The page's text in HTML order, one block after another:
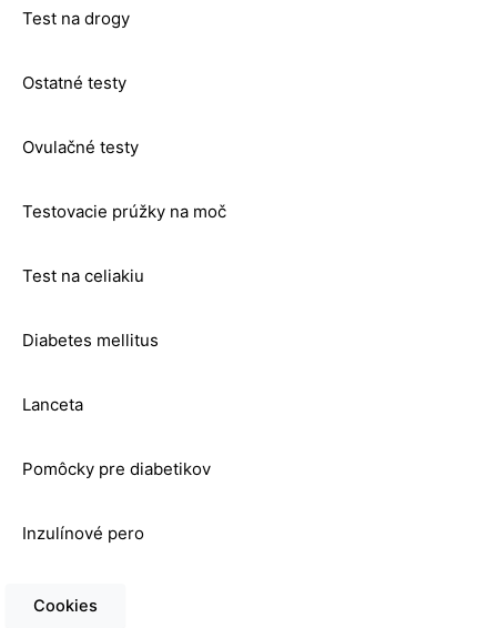
Test na drogy
Ostatné testy
Ovulačné testy
Testovacie prúžky na moč
Test na celiakiu
Diabetes mellitus
Lanceta
Pomôcky pre diabetikov
Inzulínové pero
Glukomer
Cookies